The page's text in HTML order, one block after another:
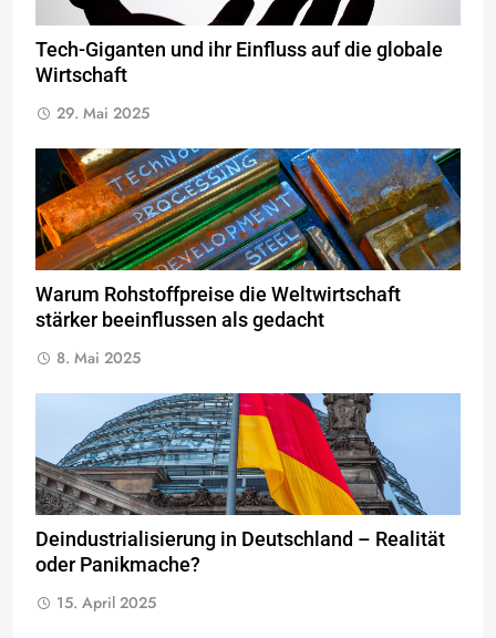
Tech-Giganten und ihr Einfluss auf die globale
Wirtschaft
29. Mai 2025
Warum Rohstoffpreise die Weltwirtschaft
stärker beeinflussen als gedacht
8. Mai 2025
Deindustrialisierung in Deutschland – Realität
oder Panikmache?
15. April 2025